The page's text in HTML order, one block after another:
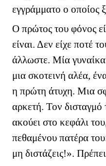
εγγράμματο ο οποίος
Ο πρώτος του φόνος
είναι. Δεν είχε ποτέ
άλλωστε. Μία
μια σκοτεινή αλέα,
η πρώτη άτυχη. Μια
αρκετή. Τον δισταγμό
ακούει στο κεφάλι
πεθαμένου πατέρα
μη διστάζεις!».